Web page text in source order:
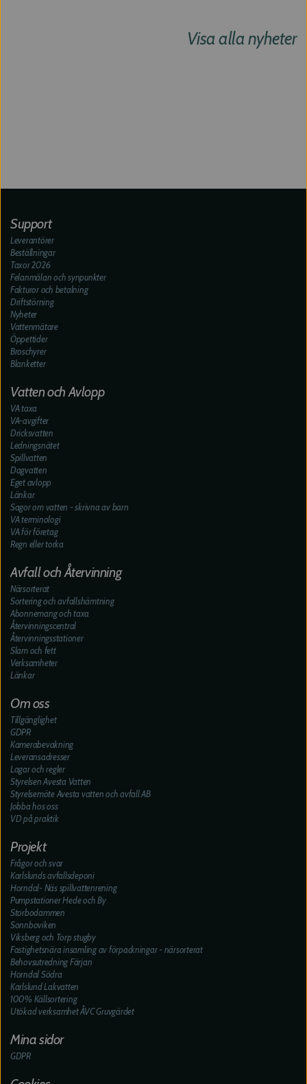
Visa alla nyheter
Support
Leverantörer
Beställningar
Taxor 2026
Felanmälan och synpunkter
Fakturor och betalning
Driftstörning
Nyheter
Vattenmätare
Öppettider
Broschyrer
Blanketter
Vatten och Avlopp
VA taxa
VA-avgifter
Dricksvatten
Ledningsnätet
Spillvatten
Dagvatten
Eget avlopp
Länkar
Sagor om vatten - skrivna av barn
VA terminologi
VA för företag
Regn eller torka
Avfall och Återvinning
Närsorterat
Sortering och avfallshämtning
Abonnemang och taxa
Återvinningscentral
Återvinningsstationer
Slam och fett
Verksamheter
Länkar
Om oss
Tillgänglighet
GDPR
Kamerabevakning
Leveransadresser
Lagar och regler
Styrelsen Avesta Vatten
Styrelsemöte Avesta vatten och avfall AB
Jobba hos oss
VD på praktik
Projekt
Frågor och svar
Karlslunds avfallsdeponi
Horndal- Näs spillvattenrening
Pumpstationer Hede och By
Storbodammen
Sonnboviken
Viksberg och Torp stugby
Fastighetsnära insamling av förpackningar - närsorterat
Behovsutredning Färjan
Horndal Södra
Karlslund Lakvatten
100% Källsortering
Utökad verksamhet ÅVC Gruvgärdet
Mina sidor
GDPR